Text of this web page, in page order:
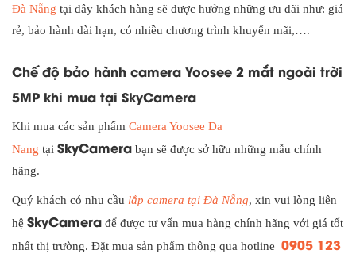
Đà Nẵng tại đây khách hàng sẽ được hưởng những ưu đãi như: giá
rẻ, bảo hành dài hạn, có nhiều chương trình khuyến mãi,….
Chế độ bảo hành camera Yoosee 2 mắt ngoài trời
5MP khi mua tại SkyCamera
Khi mua các sản phẩm Camera Yoosee Da
Nang tại SkyCamera bạn sẽ được sở hữu những mẫu chính
hãng.
Quý khách có nhu cầu lắp camera tại Đà Nẵng, xin vui lòng liên
hệ SkyCamera để được tư vấn mua hàng chính hãng với giá tốt
nhất thị trường. Đặt mua sản phẩm thông qua hotline 0905 123